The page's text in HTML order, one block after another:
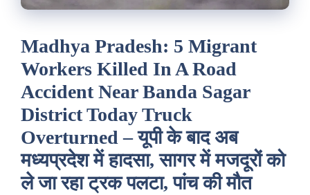
Madhya Pradesh: 5 Migrant
Workers Killed In A Road
Accident Near Banda Sagar
District Today Truck
Overturned – यूपी के बाद अब
मध्यप्रदेश में हादसा, सागर में मजदूरों को
ले जा रहा ट्रक पलटा, पांच की मौत